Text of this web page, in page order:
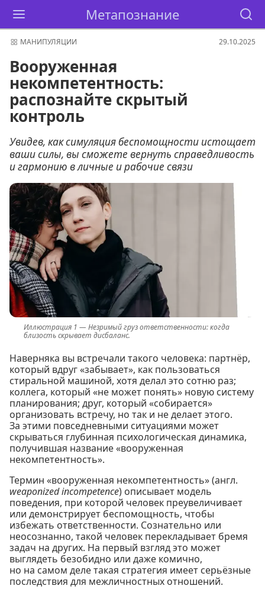
Метапознание
МАНИПУЛЯЦИИ 29.10.2025
Вооруженная
некомпетентность:
распознайте скрытый
контроль
Увидев, как симуляция беспомощности истощает
ваши силы, вы сможете вернуть справедливость
и гармонию в личные и рабочие связи
Незримый груз ответственности: когда
близость скрывает дисбаланс.
Наверняка вы встречали такого человека: партнёр,
который вдруг «забывает», как пользоваться
стиральной машиной, хотя делал это сотню раз;
коллега, который «не может понять» новую систему
планирования; друг, который «собирается»
организовать встречу, но так и не делает этого.
За этими повседневными ситуациями может
скрываться глубинная психологическая динамика,
получившая название «вооруженная
некомпетентность».
Термин «вооруженная некомпетентность» (англ.
weaponized incompetence) описывает модель
поведения, при которой человек преувеличивает
или демонстрирует беспомощность, чтобы
избежать ответственности. Сознательно или
неосознанно, такой человек перекладывает бремя
задач на других. На первый взгляд это может
выглядеть безобидно или даже комично,
но на самом деле такая стратегия имеет серьёзные
последствия для межличностных отношений.